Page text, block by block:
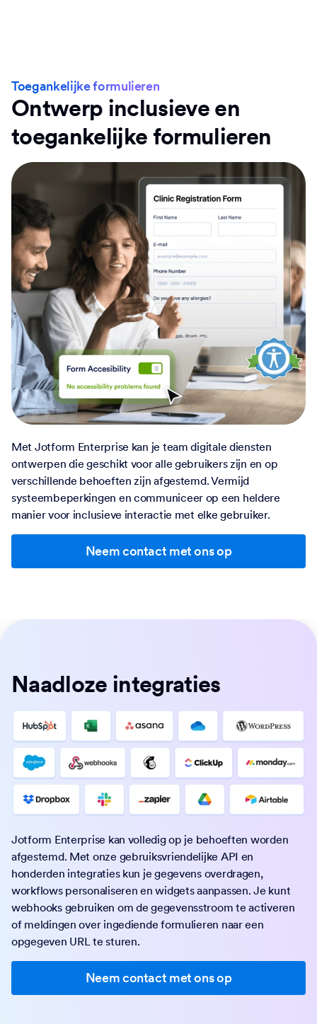
Toegankelijke formulieren
Ontwerp inclusieve en
toegankelijke formulieren
Met Jotform Enterprise kan je team digitale diensten
ontwerpen die geschikt voor alle gebruikers zijn en op
verschillende behoeften zijn afgestemd. Vermijd
systeembeperkingen en communiceer op een heldere
manier voor inclusieve interactie met elke gebruiker.
Neem contact met ons op
Naadloze integraties
Jotform Enterprise kan volledig op je behoeften worden
afgestemd. Met onze gebruiksvriendelijke API en
honderden integraties kun je gegevens overdragen,
workflows personaliseren en widgets aanpassen. Je kunt
webhooks gebruiken om de gegevensstroom te activeren
of meldingen over ingediende formulieren naar een
opgegeven URL te sturen.
Neem contact met ons op